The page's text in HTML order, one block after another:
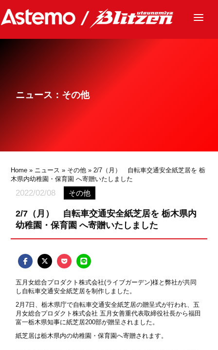
ニュース
グッズ
ニュース：その他
Home » ニュース » その他 » 2/7（月） 自転車交通安全紙芝居を 栃
木県内幼稚園・保育園 へ寄贈いたしました
2022/02/08 その他
2/7（月） 自転車交通安全紙芝居を 栃木県内
幼稚園・保育園 へ寄贈いたしました
五月女総合プロダクト株式会社(ライブガーデン)様と弊社が共同
し自転車交通安全紙芝居を制作しました。
2月7日、栃木県庁で自転車交通安全紙芝居の贈呈式が行われ、五
月女総合プロダクト株式会社 五月女善重代表取締役社長から福田
富一栃木県知事に紙芝居200部が贈呈されました。
紙芝居は栃木県内の幼稚園・保育園へ寄贈されます。